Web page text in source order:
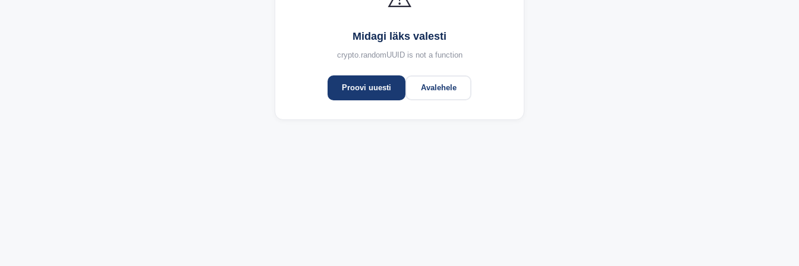
Midagi läks valesti
crypto.randomUUID is not a function
Proovi uuesti Avalehele